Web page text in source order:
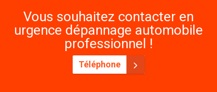
Vous souhaitez contacter en
urgence dépannage automobile
professionnel !
Téléphone